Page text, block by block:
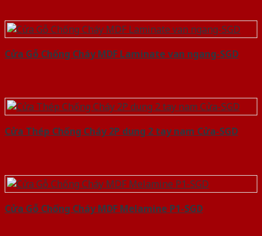
Cửa Gỗ Chống Cháy MDF Laminate van ngang-SGD
Cửa Thép Chống Cháy 2P dung 2 tay nam Cửa-SGD
Cửa Gỗ Chống Cháy MDF Melamine P1-SGD